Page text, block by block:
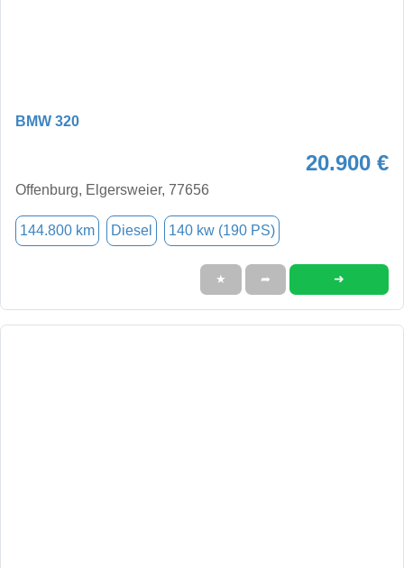
BMW 320
20.900 €
Offenburg, Elgersweier, 77656
144.800 km Diesel 140 kw (190 PS)
★ ➦ ➜